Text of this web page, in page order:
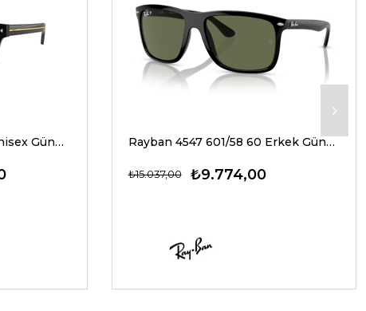
Prada A17S 16K20G 54 Unisex Güneş Gözlükleri Rayban 4547 601/58 60 Erkek Güneş Gözlükleri
₺9.774,00
₺15.037,00